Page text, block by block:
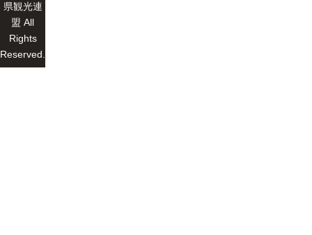
県観光連
盟 All
Rights
Reserved.